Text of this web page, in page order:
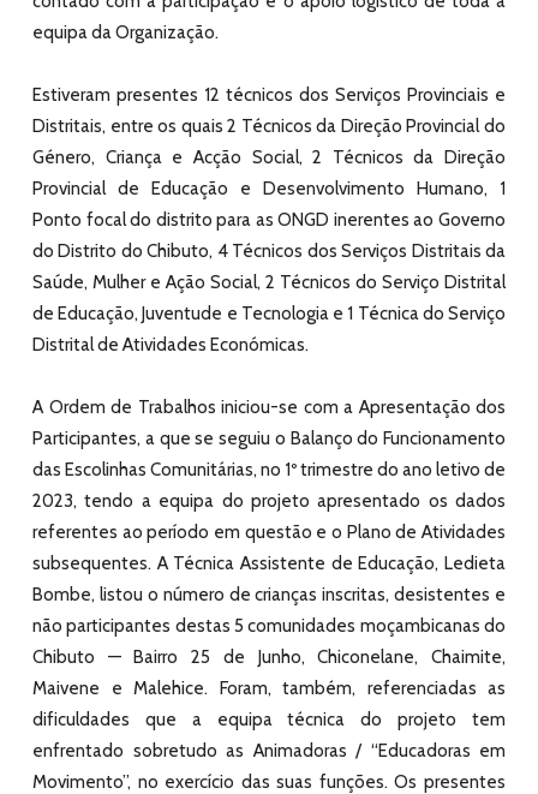
equipa da Organização.
Estiveram presentes 12 técnicos dos Serviços Provinciais e
Distritais, entre os quais 2 Técnicos da Direção Provincial do
Género, Criança e Acção Social, 2 Técnicos da Direção
Provincial de Educação e Desenvolvimento Humano, 1
Ponto focal do distrito para as ONGD inerentes ao Governo
do Distrito do Chibuto, 4 Técnicos dos Serviços Distritais da
Saúde, Mulher e Ação Social, 2 Técnicos do Serviço Distrital
de Educação, Juventude e Tecnologia e 1 Técnica do Serviço
Distrital de Atividades Económicas.
A Ordem de Trabalhos iniciou-se com a Apresentação dos
Participantes, a que se seguiu o Balanço do Funcionamento
das Escolinhas Comunitárias, no 1º trimestre do ano letivo de
2023, tendo a equipa do projeto apresentado os dados
referentes ao período em questão e o Plano de Atividades
subsequentes. A Técnica Assistente de Educação, Ledieta
Bombe, listou o número de crianças inscritas, desistentes e
não participantes destas 5 comunidades moçambicanas do
Chibuto — Bairro 25 de Junho, Chiconelane, Chaimite,
Maivene e Malehice. Foram, também, referenciadas as
dificuldades que a equipa técnica do projeto tem
enfrentado sobretudo as Animadoras /“Educadoras em
Movimento”, no exercício das suas funções. Os presentes